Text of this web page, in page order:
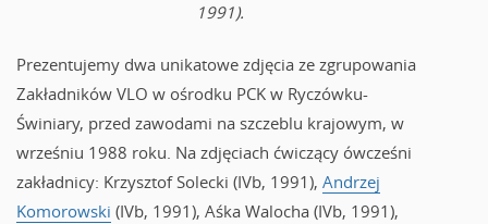
1991).
Prezentujemy dwa unikatowe zdjęcia ze zgrupowania
Zakładników VLO w ośrodku PCK w Ryczówku-
Świniary, przed zawodami na szczeblu krajowym, w
wrześniu 1988 roku. Na zdjęciach ćwiczący ówcześni
zakładnicy: Krzysztof Solecki (IVb, 1991), Andrzej
Komorowski (IVb, 1991), Aśka Walocha (IVb, 1991),